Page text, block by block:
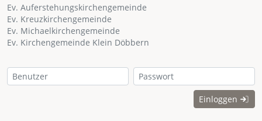
Ev. Auferstehungskirchengemeinde
Ev. Kreuzkirchengemeinde
Ev. Michaelkirchengemeinde
Ev. Kirchengemeinde Klein Döbbern
Einloggen